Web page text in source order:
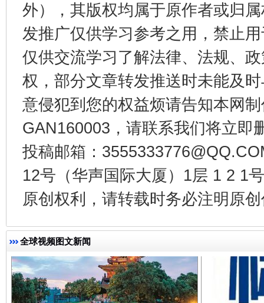
外），其版权均属于原作者或归
发推广仅供学习参考之用，禁止
仅供交流学习了解法律、法规、
权，部分文章转发推送时未能及
意侵犯到您的权益烦请告知本网
GAN160003，请联系我们将立即
投稿邮箱：
12号（华声国际大厦）1层 1 2 1
原创权利，请转载时务必注明原
全球视频图文新闻
东山县通报“牛蛙产品抗生素超标问题” 法
千年窑火 生生不息